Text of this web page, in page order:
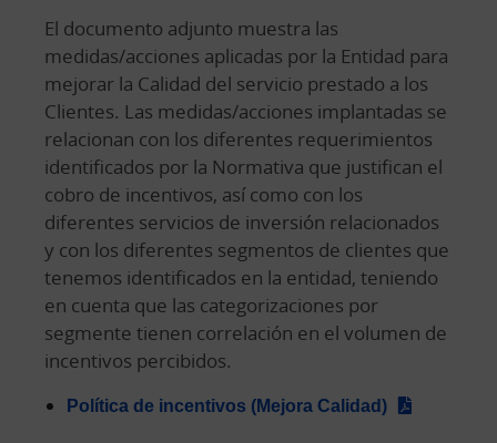
El documento adjunto muestra las
medidas/acciones aplicadas por la Entidad para
mejorar la Calidad del servicio prestado a los
Clientes. Las medidas/acciones implantadas se
relacionan con los diferentes requerimientos
identificados por la Normativa que justifican el
cobro de incentivos, así como con los
diferentes servicios de inversión relacionados
y con los diferentes segmentos de clientes que
tenemos identificados en la entidad, teniendo
en cuenta que las categorizaciones por
segmente tienen correlación en el volumen de
incentivos percibidos.
Política de incentivos (Mejora Calidad)